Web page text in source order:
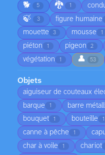
🐕 5 🐉 1
🍃 3 figure humaine
mouette 3 mousse 1
piéton 1 pigeon 2
végétation 1 👤 53
Objets
aiguiseur de couteaux
barque 1 barre
bouquet 1 bouteille 1
canne à pêche 1
char à voile 1 chariot